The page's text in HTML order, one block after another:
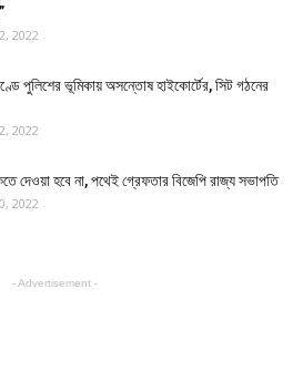
2022
পুলিশের ভূমিকায় অসন্তোষ হাইকোর্টের, সিট গঠনের
2022
দেওয়া হবে না, পথেই গ্রেফতার বিজেপি রাজ্য সভাপতি
2022
- Advertisement -